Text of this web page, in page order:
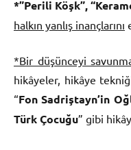
*”Perili Köşk”,
halkın yanlış inançlarını
*Bir düşünceyi
hikâyeler, hikâye
“Fon Sadriştayn’in
Türk Çocuğu” gibi